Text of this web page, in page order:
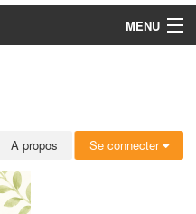
MENU
A propos Se connecter